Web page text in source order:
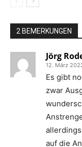
2 BEMERKUNGEN
Jörg
12. März
Es gibt
zwar
auf die